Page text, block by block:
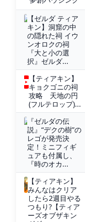
【ゼルダ ティア
キン】洞窟の中
の隠れた祠 イウ
ンオロクの祠
『大と小の選
択』ゼルダ...
【ティアキン】
キョクゴニの祠
攻略 天地の円
(フルテロップ)...
『ゼルダの伝
説』“デクの樹”の
レゴが発売決
定！ミニフィギ
ュアも付属し、
『時のオカ...
【ティアキン】
みんなはクリア
したら2週目やる
つもり?【ティア
ーズオブザキン